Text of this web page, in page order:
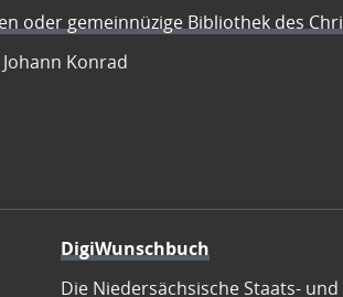
oder gemeinnüzige Bibliothek des
Konrad
DigiWunschbuch
Die Niedersächsische Staats- und